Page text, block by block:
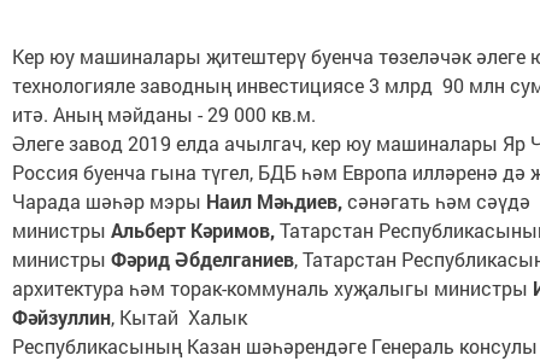
Кер юу машиналары җитештерү буенча төзеләчәк әлеге
технологияле заводның инвестициясе 3 млрд 90 млн
итә. Аның мәйданы - 29 000 кв.м.
Әлеге завод 2019 елда ачылгач, кер юу машиналары Яр
Россия буенча гына түгел, БДБ һәм Европа илләренә дә
Чарада шәһәр мэры Наил Мәһдиев,сәнәгать һәм сәүдә
министры Альберт Кәримов,Татарстан
министры Фәрид Әбделганиев, Татарстан
архитектура һәм торак-коммуналь хуҗалыгы министры
Фәйзуллин, Кытай Халык
Республикасының Казан шәһәрендәге Генераль